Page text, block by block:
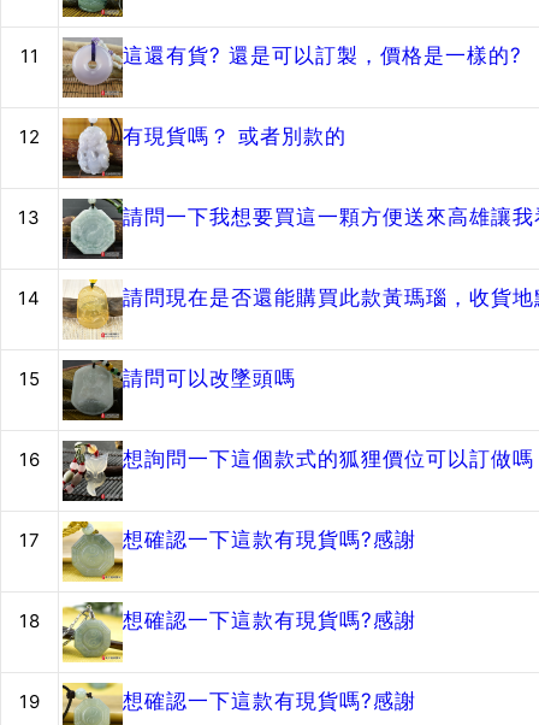
11 這還有貨? 還是可以訂製，價格是一樣的?
12 有現貨嗎？ 或者別款的
13 請問一下我想要買這一顆方便送來高雄讓
14 請問現在是否還能購買此款黃瑪瑙，收貨
15 請問可以改墜頭嗎
16 想詢問一下這個款式的狐狸價位可以訂做
17 想確認一下這款有現貨嗎?感謝
18 想確認一下這款有現貨嗎?感謝
19 想確認一下這款有現貨嗎?感謝